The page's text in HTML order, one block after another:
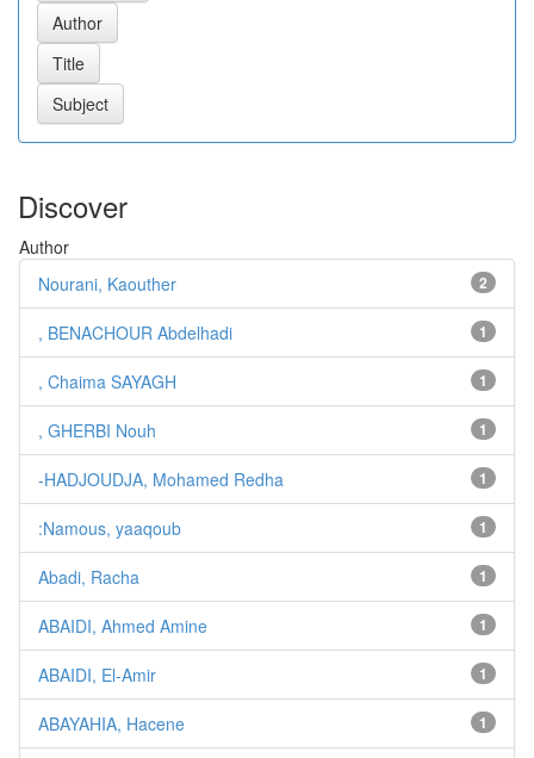
Discover
Author
2
Nourani, Kaouther
1
, BENACHOUR Abdelhadi
1
, Chaima SAYAGH
1
, GHERBI Nouh
1
-HADJOUDJA, Mohamed Redha
1
:Namous, yaaqoub
1
Abadi, Racha
1
ABAIDI, Ahmed Amine
1
ABAIDI, El-Amir
1
ABAYAHIA, Hacene